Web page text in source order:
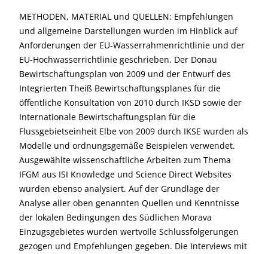
METHODEN, MATERIAL und QUELLEN: Empfehlungen
und allgemeine Darstellungen wurden im Hinblick auf
Anforderungen der EU-Wasserrahmenrichtlinie und der
EU-Hochwasserrichtlinie geschrieben. Der Donau
Bewirtschaftungsplan von 2009 und der Entwurf des
Integrierten Theiß Bewirtschaftungsplanes für die
öffentliche Konsultation von 2010 durch IKSD sowie der
Internationale Bewirtschaftungsplan für die
Flussgebietseinheit Elbe von 2009 durch IKSE wurden als
Modelle und ordnungsgemäße Beispielen verwendet.
Ausgewählte wissenschaftliche Arbeiten zum Thema
IFGM aus ISI Knowledge und Science Direct Websites
wurden ebenso analysiert. Auf der Grundlage der
Analyse aller oben genannten Quellen und Kenntnisse
der lokalen Bedingungen des Südlichen Morava
Einzugsgebietes wurden wertvolle Schlussfolgerungen
gezogen und Empfehlungen gegeben. Die Interviews mit